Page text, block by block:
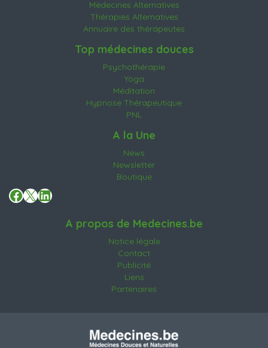
Médecines Alternatives
Thérapies Alternatives
Annuaire des thérapeutes
Top médecines douces
Psychothérapie
Yoga
Méditation
Hypnose Thérapeutique
PNL
A la Une
News
Newsletter
Boutique
Facebook
X LinkedIn
A propos de Medecines.be
Notice légale
Contact
Publicité
Liens
Partenaires